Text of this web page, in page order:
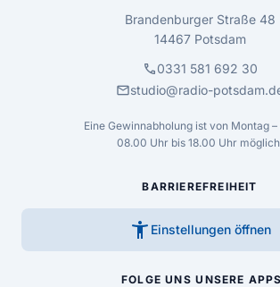
Brandenburger Straße 48
14467 Potsdam
call0331 581 692 30
mailstudio@radio-
Eine Gewinnabholung ist von Montag
08.00 Uhr bis 18.00 Uhr
BARRIEREFREIHEIT
accessibility_new Einstellungen öffnen
FOLGE UNS UNSERE APPS